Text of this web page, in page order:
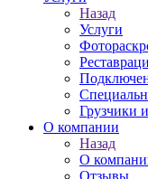
Назад
Услуги
Грузчики
О компании
Назад
О
Отзывы